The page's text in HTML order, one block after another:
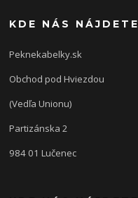
KDE NÁS NÁJDETE
Peknekabelky.sk
Obchod pod Hviezdou
(Vedľa Unionu)
Partizánska 2
984 01 Lučenec